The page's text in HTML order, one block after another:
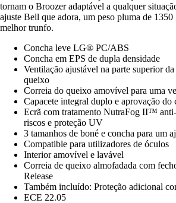
tornam o Broozer adaptável a qualquer
ajuste Bell que adora, um peso pluma de 1350
melhor trunfo.
Concha leve LG® PC/ABS
Concha em EPS de dupla densidade
Ventilação ajustável na parte superior
queixo
Correia do queixo amovível para uma
Capacete integral duplo e aprovação do
Ecrã com tratamento NutraFog II™
riscos e proteção UV
3 tamanhos de boné e concha para um
Compatible para utilizadores de óculos
Interior amovível e lavável
Correia de queixo almofadada com
Release
Também incluído: Proteção adicional
ECE 22.05